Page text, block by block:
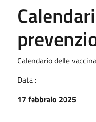
Calendario delle
Data :
17 febbraio 2025